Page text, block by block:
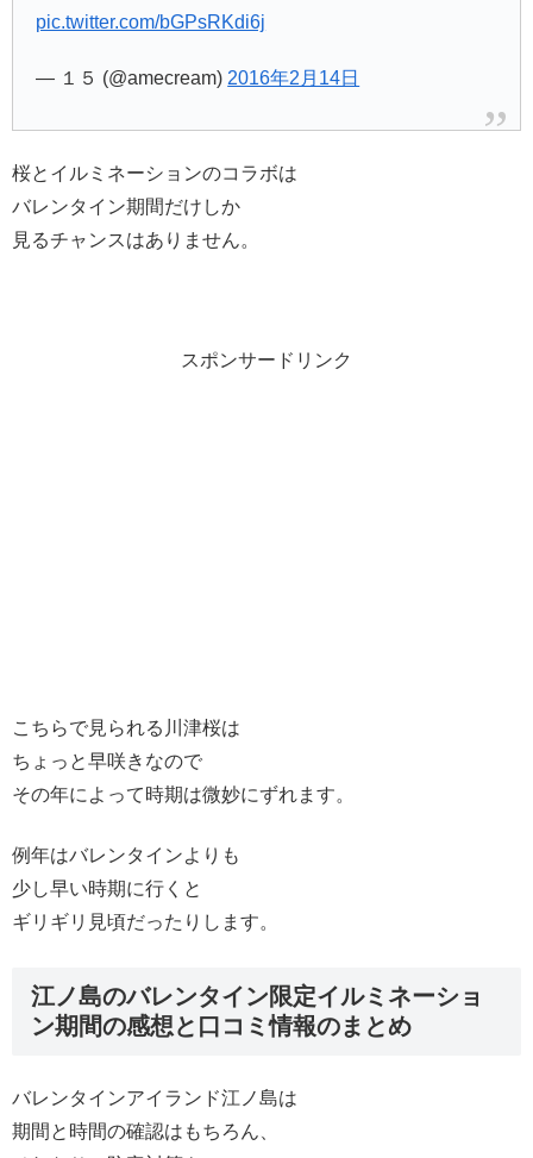
pic.twitter.com/bGPsRKdi6j
— １５ (@amecream) 2016年2月14日
桜とイルミネーションのコラボは
バレンタイン期間だけしか
見るチャンスはありません。
スポンサードリンク
こちらで見られる川津桜は
ちょっと早咲きなので
その年によって時期は微妙にずれます。
例年はバレンタインよりも
少し早い時期に行くと
ギリギリ見頃だったりします。
江ノ島のバレンタイン限定イルミネーショ
ン期間の感想と口コミ情報のまとめ
バレンタインアイランド江ノ島は
期間と時間の確認はもちろん、